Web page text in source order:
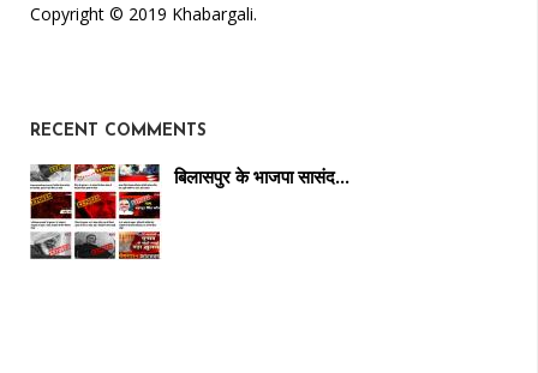
Copyright © 2019 Khabargali.
RECENT COMMENTS
बिलासपुर के भाजपा सासंद…